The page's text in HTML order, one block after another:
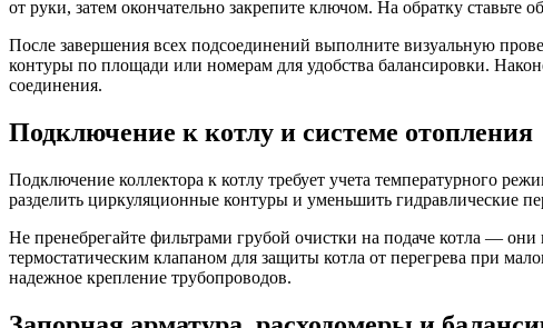
от руки, затем окончательно закрепите ключом. На обратку
После завершения всех подсоединений выполните визуальную
контуры по площади или номерам для удобства балансировки.
соединения.
Подключение к котлу и системе отопления
Подключение коллектора к котлу требует учета температурного
разделить циркуляционные контуры и уменьшить гидравлические
Не пренебрегайте фильтрами грубой очистки на подаче котла —
термостатическим клапаном для защиты котла от перегрева при
надежное крепление трубопроводов.